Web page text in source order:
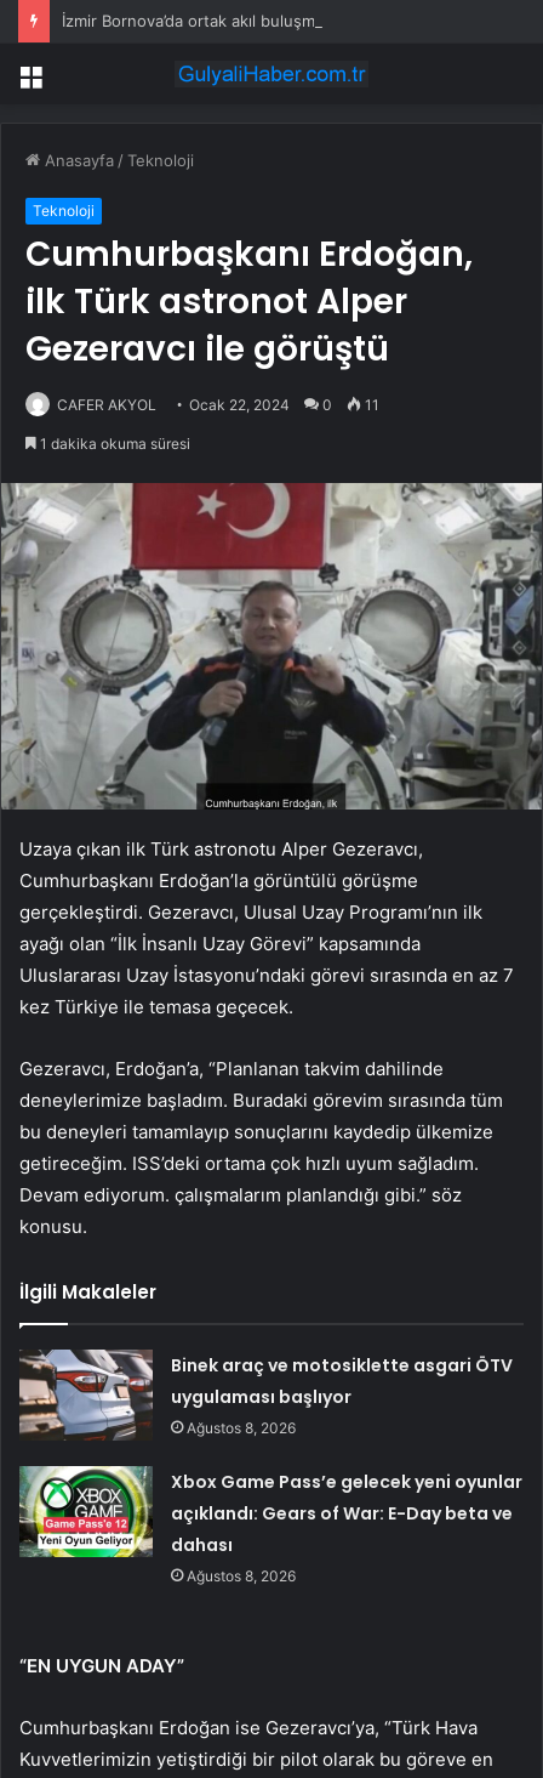
İzmir Bornova’da ortak akıl buluşması
Menü
Anasayfa /Teknoloji
Teknoloji
Cumhurbaşkanı Erdoğan,
ilk Türk astronot Alper
Gezeravcı ile görüştü
CAFER AKYOL Ocak 22, 2024 0 11
1 dakika okuma süresi
Uzaya çıkan ilk Türk astronotu Alper Gezeravcı,
Cumhurbaşkanı Erdoğan’la görüntülü görüşme
gerçekleştirdi. Gezeravcı, Ulusal Uzay Programı’nın ilk
ayağı olan “İlk İnsanlı Uzay Görevi” kapsamında
Uluslararası Uzay İstasyonu’ndaki görevi sırasında en az 7
kez Türkiye ile temasa geçecek.
Gezeravcı, Erdoğan’a, “Planlanan takvim dahilinde
deneylerimize başladım. Buradaki görevim sırasında tüm
bu deneyleri tamamlayıp sonuçlarını kaydedip ülkemize
getireceğim. ISS’deki ortama çok hızlı uyum sağladım.
Devam ediyorum. çalışmalarım planlandığı gibi.” söz
konusu.
İlgili Makaleler
Binek araç ve motosiklette asgari ÖTV
uygulaması başlıyor
Ağustos 8, 2026
Xbox Game Pass’e gelecek yeni oyunlar
açıklandı: Gears of War: E-Day beta ve
dahası
Ağustos 8, 2026
“EN UYGUN ADAY”
Cumhurbaşkanı Erdoğan ise Gezeravcı’ya, “Türk Hava
Kuvvetlerimizin yetiştirdiği bir pilot olarak bu göreve en